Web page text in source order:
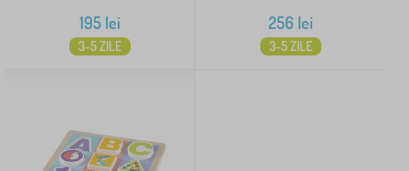
195lei
3-5 ZILE
256 lei
3-5 ZILE